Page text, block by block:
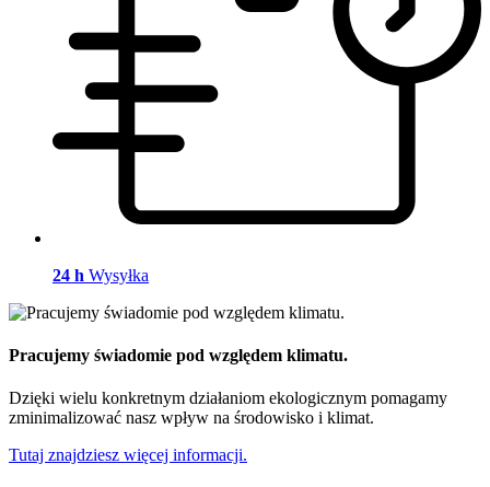
24 h Wysyłka
Pracujemy świadomie pod względem klimatu.
Dzięki wielu konkretnym działaniom ekologicznym pomagamy
zminimalizować nasz wpływ na środowisko i klimat.
Tutaj znajdziesz więcej informacji.